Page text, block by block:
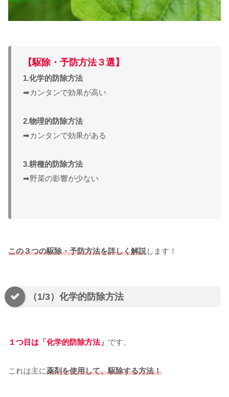
【駆除・予防方法３選】
1.化学的防除方法
➡カンタンで効果が高い
2.物理的防除方法
➡カンタンで効果がある
3.耕種的防除方法
➡野菜の影響が少ない
この３つの駆除・予防方法を詳しく解説します！
（1/3）化学的防除方法
１つ目は「化学的防除方法」 です。
これは主に薬剤を使用して、駆除する方法！